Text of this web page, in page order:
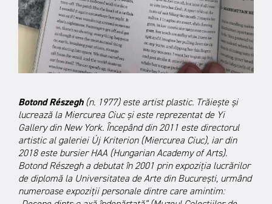
Botond Részegh(n. 1977) este artist plastic. Trăiește și
lucrează la Miercurea Ciuc şi este reprezentat de Yi
Gallery din New York. Începând din 2011 este directorul
artistic al galeriei Új Kriterion (Miercurea Ciuc), iar din
2018 este bursier HAA (Hungarian Academy of Arts).
Botond Részegh a debutat în 2001 prin expoziţia lucrărilor
de diplomă la Universitatea de Arte din Bucureşti, urmând
numeroase expoziţii personale dintre care amintim: